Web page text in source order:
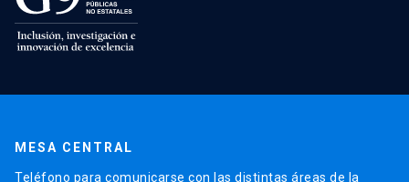
MESA CENTRAL
Teléfono para comunicarse con las distintas áreas de la